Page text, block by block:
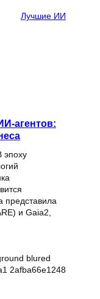
Лучшие ИИ
агентов:
эпоху
представила
и Gaia2,